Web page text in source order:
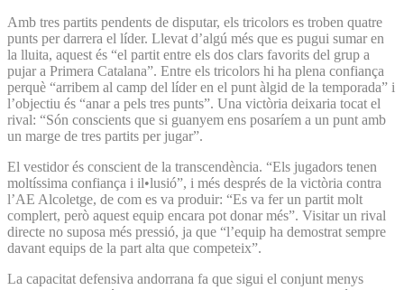
Amb tres partits pendents de disputar, els tricolors es troben quatre
punts per darrera el líder. Llevat d’algú més que es pugui sumar en
la lluita, aquest és “el partit entre els dos clars favorits del grup a
pujar a Primera Catalana”. Entre els tricolors hi ha plena confiança
perquè “arribem al camp del líder en el punt àlgid de la temporada” i
l’objectiu és “anar a pels tres punts”. Una victòria deixaria tocat el
rival: “Són conscients que si guanyem ens posaríem a un punt amb
un marge de tres partits per jugar”.
El vestidor és conscient de la transcendència. “Els jugadors tenen
moltíssima confiança i il•lusió”, i més després de la victòria contra
l’AE Alcoletge, de com es va produir: “Es va fer un partit molt
complert, però aquest equip encara pot donar més”. Visitar un rival
directe no suposa més pressió, ja que “l’equip ha demostrat sempre
davant equips de la part alta que competeix”.
La capacitat defensiva andorrana fa que sigui el conjunt menys